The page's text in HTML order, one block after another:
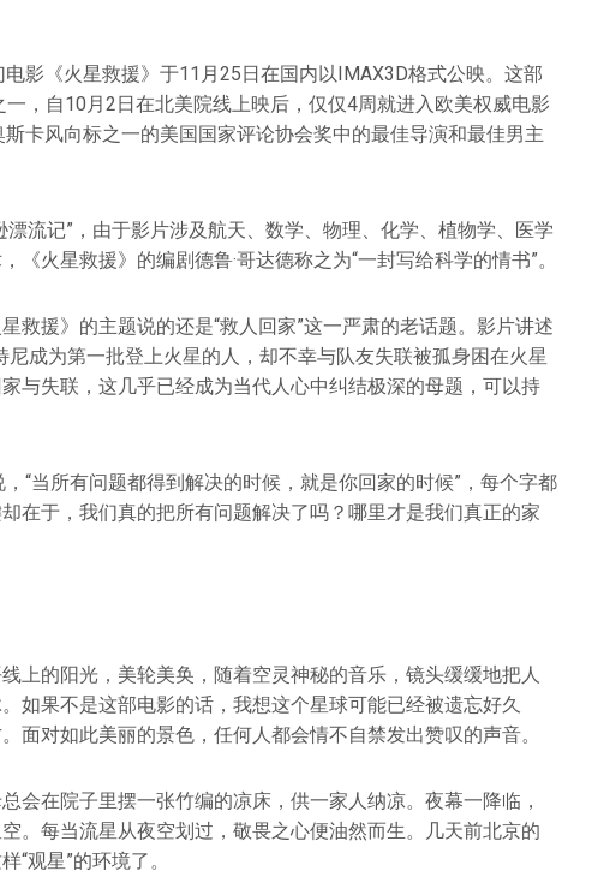
影《火星救援》于11月25日在国内以IMAX3D格式公映。这部
，自10月2日在北美院线上映后，仅仅4周就进入欧美权威电影
卡风向标之一的美国国家评论协会奖中的最佳导演和最佳男主
流记”，由于影片涉及航天、数学、物理、化学、植物学、医学
《火星救援》的编剧德鲁·哥达德称之为“一封写给科学的情书”。
救援》的主题说的还是“救人回家”这一严肃的老话题。影片讲述
尼成为第一批登上火星的人，却不幸与队友失联被孤身困在火星
与失联，这几乎已经成为当代人心中纠结极深的母题，可以持
“当所有问题都得到解决的时候，就是你回家的时候”，每个字都
在于，我们真的把所有问题解决了吗？哪里才是我们真正的家
上的阳光，美轮美奂，随着空灵神秘的音乐，镜头缓缓地把人
如果不是这部电影的话，我想这个星球可能已经被遗忘好久
面对如此美丽的景色，任何人都会情不自禁发出赞叹的声音。
会在院子里摆一张竹编的凉床，供一家人纳凉。夜幕一降临，
。每当流星从夜空划过，敬畏之心便油然而生。几天前北京的
“观星”的环境了。